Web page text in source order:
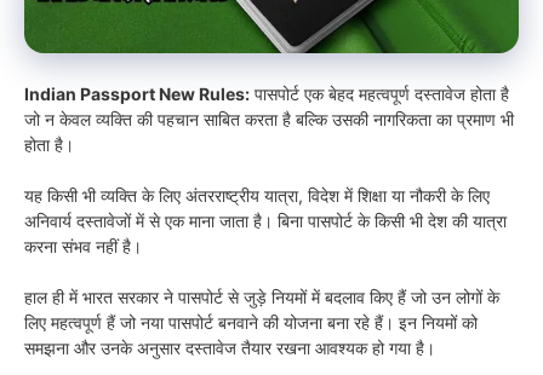
Indian Passport New Rules: पासपोर्ट एक बेहद महत्वपूर्ण दस्तावेज होता है
जो न केवल व्यक्ति की पहचान साबित करता है बल्कि उसकी नागरिकता का प्रमाण भी
होता है।
यह किसी भी व्यक्ति के लिए अंतरराष्ट्रीय यात्रा, विदेश में शिक्षा या नौकरी के लिए
अनिवार्य दस्तावेजों में से एक माना जाता है। बिना पासपोर्ट के किसी भी देश की यात्रा
करना संभव नहीं है।
हाल ही में भारत सरकार ने पासपोर्ट से जुड़े नियमों में बदलाव किए हैं जो उन लोगों के
लिए महत्वपूर्ण हैं जो नया पासपोर्ट बनवाने की योजना बना रहे हैं। इन नियमों को
समझना और उनके अनुसार दस्तावेज तैयार रखना आवश्यक हो गया है।